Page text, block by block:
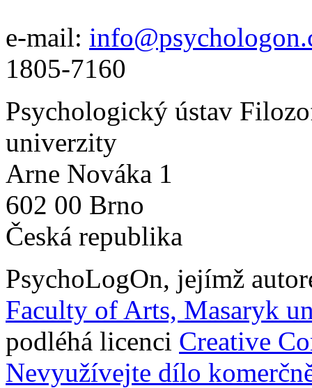
e-mail:
1805-7160
Psychologický ústav
univerzity
Arne Nováka 1
602 00 Brno
Česká republika
PsychoLogOn, jejímž
Faculty of Arts, Masaryk
podléhá licenci Creative
Nevyužívejte dílo